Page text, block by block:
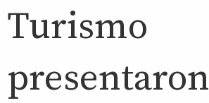
Turismo
presentaron